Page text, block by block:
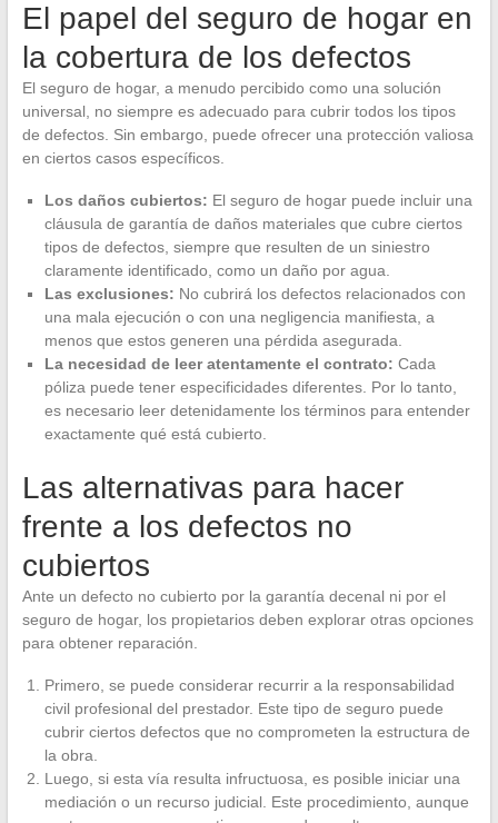
El papel del seguro de hogar en
la cobertura de los defectos
El seguro de hogar, a menudo percibido como una solución
universal, no siempre es adecuado para cubrir todos los tipos
de defectos. Sin embargo, puede ofrecer una protección valiosa
en ciertos casos específicos.
Los daños cubiertos: El seguro de hogar puede incluir una
cláusula de garantía de daños materiales que cubre ciertos
tipos de defectos, siempre que resulten de un siniestro
claramente identificado, como un daño por agua.
Las exclusiones: No cubrirá los defectos relacionados con
una mala ejecución o con una negligencia manifiesta, a
menos que estos generen una pérdida asegurada.
La necesidad de leer atentamente el contrato: Cada
póliza puede tener especificidades diferentes. Por lo tanto,
es necesario leer detenidamente los términos para entender
exactamente qué está cubierto.
Las alternativas para hacer
frente a los defectos no
cubiertos
Ante un defecto no cubierto por la garantía decenal ni por el
seguro de hogar, los propietarios deben explorar otras opciones
para obtener reparación.
Primero, se puede considerar recurrir a la responsabilidad
civil profesional del prestador. Este tipo de seguro puede
cubrir ciertos defectos que no comprometen la estructura de
la obra.
Luego, si esta vía resulta infructuosa, es posible iniciar una
mediación o un recurso judicial. Este procedimiento, aunque